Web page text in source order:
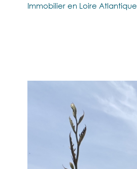
Immobilier en Loire Atlantique